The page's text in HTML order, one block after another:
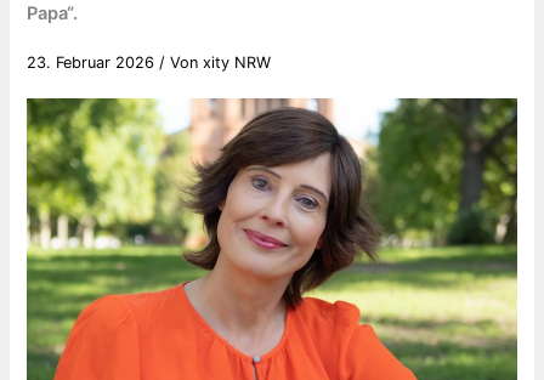
Papa“.
23. Februar 2026 / Vonxity NRW